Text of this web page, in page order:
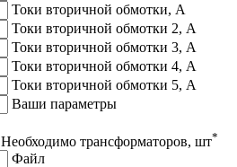
Токи вторичной обмотки, А
Токи вторичной обмотки 2, А
Токи вторичной обмотки 3, А
Токи вторичной обмотки 4, А
Токи вторичной обмотки 5, А
Ваши параметры
Необходимо трансформаторов, шт*
Файл